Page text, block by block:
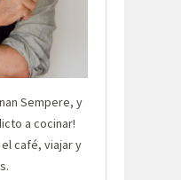
Sempere, y
a cocinar!
café, viajar y